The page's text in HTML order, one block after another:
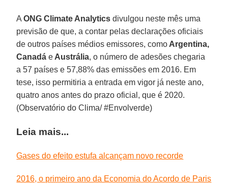
AONG Climate Analytics divulgou neste mês uma
previsão de que, a contar pelas declarações oficiais
de outros países médios emissores, como Argentina,
Canadáe Austrália, o número de adesões chegaria
a 57 países e 57,88% das emissões em 2016. Em
tese, isso permitiria a entrada em vigor já neste ano,
quatro anos antes do prazo oficial, que é 2020.
(Observatório do Clima/ #Envolverde)
Leia mais...
Gases do efeito estufa alcançam novo recorde
2016, o primeiro ano da Economia do Acordo de Paris